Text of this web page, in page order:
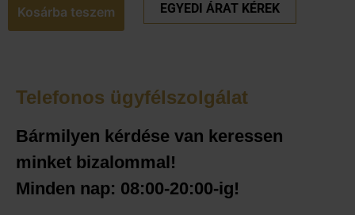
Kosárba teszem EGYEDI ÁRAT KÉREK
Telefonos ügyfélszolgálat
Bármilyen kérdése van keressen
minket bizalommal!
Minden nap: 08:00-20:00-ig!